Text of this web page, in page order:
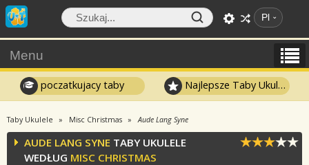
Pl
Menu
poczatkujacy taby Najlepsze Taby Ukulele
Taby Ukulele Misc Christmas Aude Lang Syne
AUDE LANG SYNE TABY UKULELE
WEDŁUG MISC CHRISTMAS